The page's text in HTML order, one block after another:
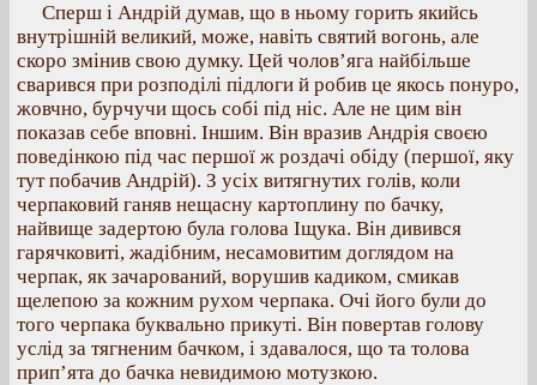
Сперш і Андрій думав, що в ньому горить якийсь
внутрішній великий, може, навіть святий вогонь, але
скоро змінив свою думку. Цей чолов’яга найбільше
сварився при розподілі підлоги й робив це якось понуро,
жовчно, бурчучи щось собі під ніс. Але не цим він
показав себе вповні. Іншим. Він вразив Андрія своєю
поведінкою під час першої ж роздачі обіду (першої, яку
тут побачив Андрій). З усіх витягнутих голів, коли
черпаковий ганяв нещасну картоплину по бачку,
найвище задертою була голова Іщука. Він дивився
гарячковиті, жадібним, несамовитим доглядом на
черпак, як зачарований, ворушив кадиком, смикав
щелепою за кожним рухом черпака. Очі його були до
того черпака буквально прикуті. Він повертав голову
услід за тягненим бачком, і здавалося, що та толова
прип’ята до бачка невидимою мотузкою.